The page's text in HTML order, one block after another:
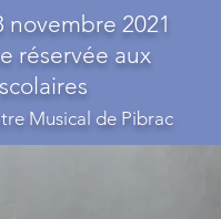
novembre 2021
réservée aux
scolaires
Musical de Pibrac